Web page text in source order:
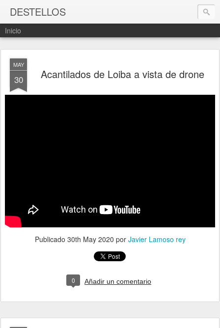
DESTELLOS
Inicio
MAY
30 Acantilados de Loiba a vista de drone
Publicado 30th May 2020 por Javier Lamoso rey
0 Añadir un comentario